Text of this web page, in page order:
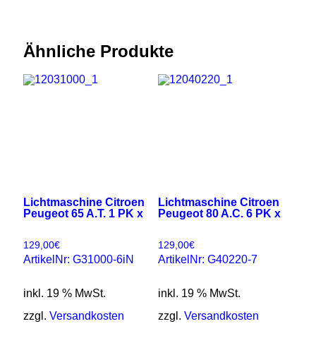
Ähnliche Produkte
Lichtmaschine Citroen
Peugeot 65 A.T. 1 PK x
129,00€
ArtikelNr: G31000-6iN
inkl. 19 % MwSt.
zzgl. Versandkosten
Lichtmaschine Citroen
Peugeot 80 A.C. 6 PK x
129,00€
ArtikelNr: G40220-7
inkl. 19 % MwSt.
zzgl. Versandkosten